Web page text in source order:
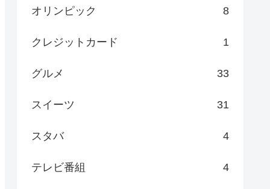
オリンピック 8
クレジットカード 1
グルメ 33
スイーツ 31
スタバ 4
テレビ番組 4